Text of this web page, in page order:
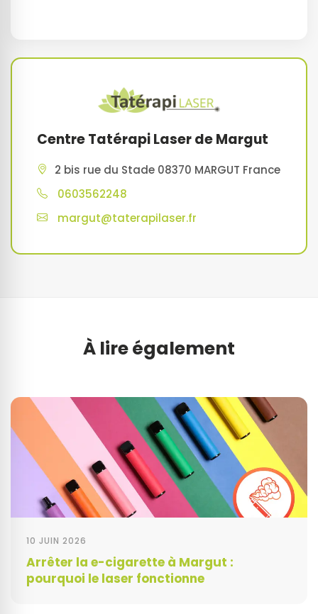
Centre Tatérapi Laser de Margut
2 bis rue du Stade 08370 MARGUT France
0603562248
margut@taterapilaser.fr
À lire également
10 JUIN 2026
Arrêter la e-cigarette à Margut :
pourquoi le laser fonctionne